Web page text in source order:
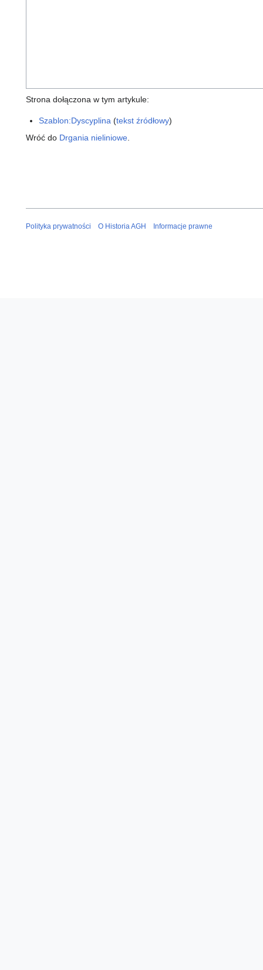
Strona dołączona w tym artykule:
Szablon:Dyscyplina (tekst źródłowy)
Wróć do Drgania nieliniowe
Polityka prywatności O Historia AGH Informacje prawne